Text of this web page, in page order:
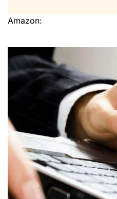
Amazon: